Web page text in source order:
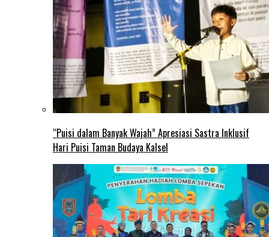
“Puisi dalam Banyak Wajah” Apresiasi Sastra Inklusif
Hari Puisi Taman Budaya Kalsel